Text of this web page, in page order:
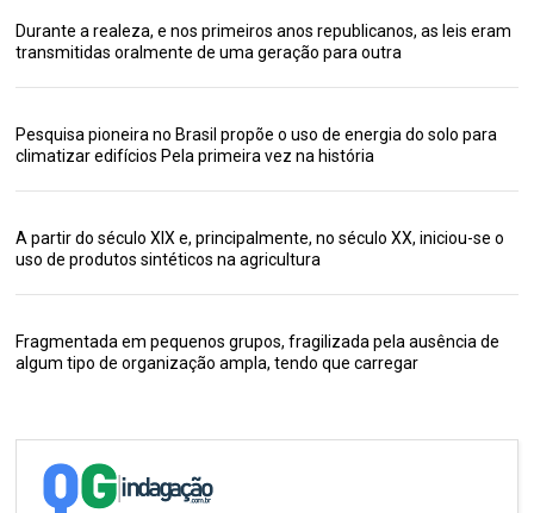
Durante a realeza, e nos primeiros anos republicanos, as leis eram
transmitidas oralmente de uma geração para outra
Pesquisa pioneira no Brasil propõe o uso de energia do solo para
climatizar edifícios Pela primeira vez na história
A partir do século XIX e, principalmente, no século XX, iniciou-se o
uso de produtos sintéticos na agricultura
Fragmentada em pequenos grupos, fragilizada pela ausência de
algum tipo de organização ampla, tendo que carregar